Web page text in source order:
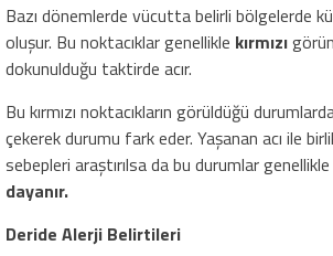
Bazı dönemlerde vücutta belirli bölgelerde
oluşur. Bu noktacıklar genellikle kırmızı
dokunulduğu taktirde acır.
Bu kırmızı noktacıkların görüldüğü
çekerek durumu fark eder. Yaşanan acı ile
sebepleri araştırılsa da bu durumlar genellikle
dayanır.
Deride Alerji Belirtileri